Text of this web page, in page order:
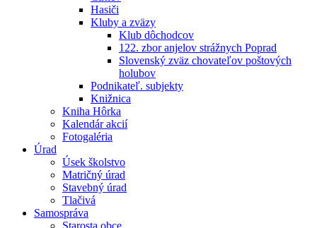
Hasiči
Kluby a zväzy
Klub dôchodcov
122. zbor anjelov strážnych Poprad
Slovenský zväz chovateľov poštových
holubov
Podnikateľ. subjekty
Knižnica
Kniha Hôrka
Kalendár akcií
Fotogaléria
Úrad
Úsek školstvo
Matričný úrad
Stavebný úrad
Tlačivá
Samospráva
Starosta obce